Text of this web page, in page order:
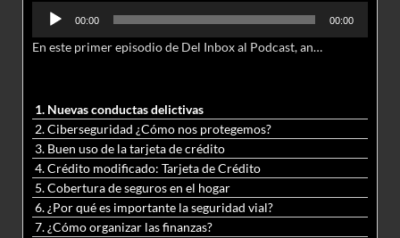
Reproductor
audio
00:00 00:00
En este primer episodio de Del Inbox al Podcast, analizamos junto al abogado Jonathan Brown las nuevas conductas delictivas cibernéticas y la necesidad de hacer modificaciones al Código Penal.
1. Nuevas conductas delictivas
2. Ciberseguridad ¿Cómo nos protegemos?
3. Buen uso de la tarjeta de crédito
4. Crédito modificado: Tarjeta de Crédito
5. Cobertura de seguros en el hogar
6. ¿Por qué es importante la seguridad vial?
7. ¿Cómo organizar las finanzas?